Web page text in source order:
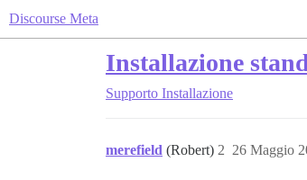
Discourse Meta
Installazione
Supporto Installazione
merefield (Robert) 26 Maggio
2